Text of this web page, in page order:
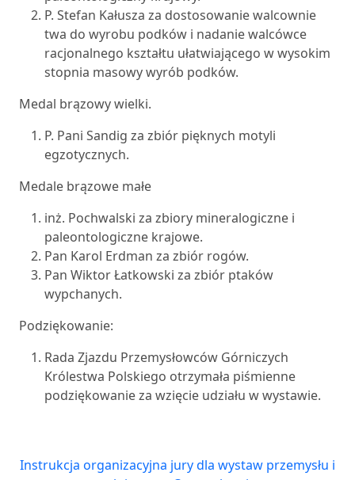
P. Stefan Kałusza za dostosowanie walcownie
twa do wyrobu podków i nadanie walcówce
racjonalnego kształtu ułatwiającego w wysokim
stopnia masowy wyrób podków.
Medal brązowy wielki.
P. Pani Sandig za zbiór pięknych motyli
egzotycznych.
Medale brązowe małe
inż. Pochwalski za zbiory mineralogiczne i
paleontologiczne krajowe.
Pan Karol Erdman za zbiór rogów.
Pan Wiktor Łatkowski za zbiór ptaków
wypchanych.
Podziękowanie:
Rada Zjazdu Przemysłowców Górniczych
Królestwa Polskiego otrzymała piśmienne
podziękowanie za wzięcie udziału w wystawie.
Instrukcja organizacyjna jury dla wystaw przemysłu i